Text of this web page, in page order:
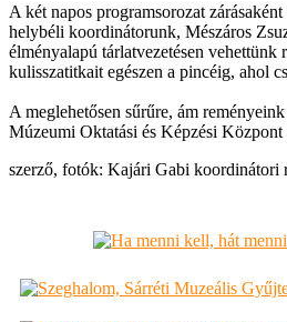
A két napos programsorozat
helybéli koordinátorunk, Mészáros
élményalapú tárlatvezetésen
kulisszatitkait egészen a pincéig, ahol
A meglehetősen sűrűre, ám
Múzeumi Oktatási és Képzési Központ
szerző, fotók: Kajári Gabi koordinátori